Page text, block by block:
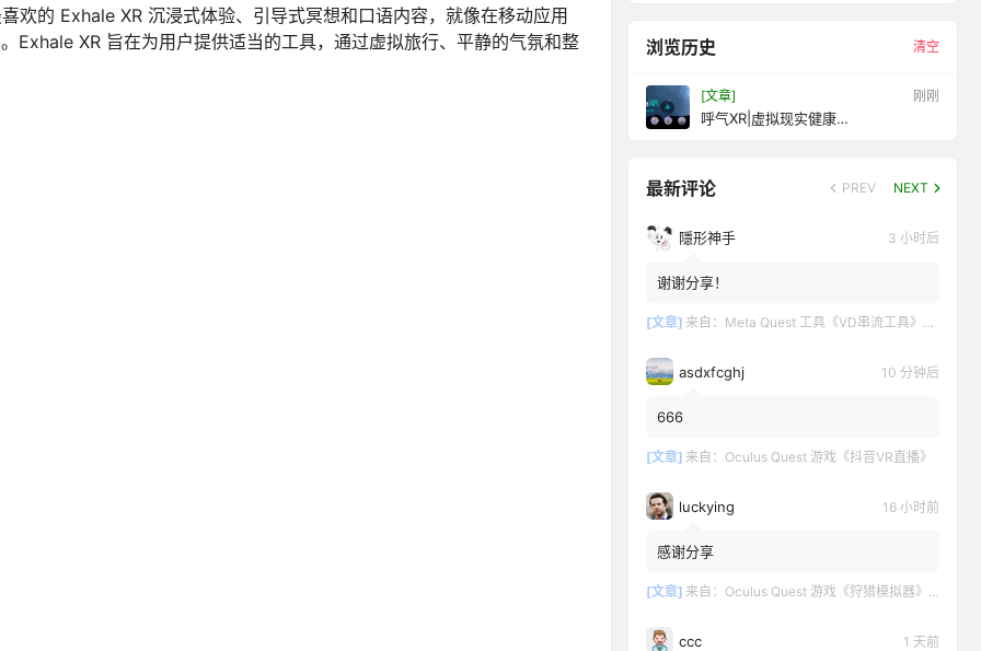
欢的 Exhale XR 沉浸式体验、引导式冥想和口语内容，就像在移动应用
Exhale XR 旨在为用户提供适当的工具，通过虚拟旅行、平静的气氛和整
浏览历史 清空
[文章] 刚刚
呼气XR|虚拟现实健康
最新评论 PREV NEXT
隱形神手 3 小时后
谢谢分享！
[文章] 来自： Meta Quest 工具《VD串流工具》Virtual Desktop 破解版
asdxfcghj 10 分钟后
666
[文章] 来自： Oculus Quest 游戏《抖音VR直播》
luckying 16 小时前
感谢分享
[文章] 来自： Oculus Quest 游戏《狩猎模拟器》Hunting Simulator
ccc 1 天前